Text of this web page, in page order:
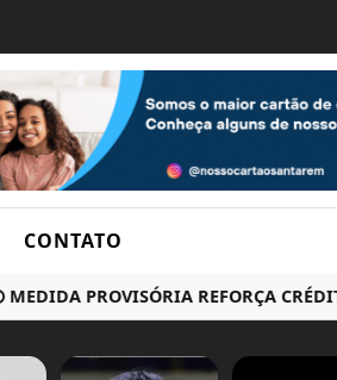
CONTATO
PROVISÓRIA REFORÇA CRÉDITO